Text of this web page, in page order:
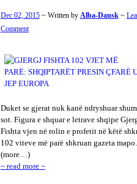
Dec 02, 2015 ~ Written by Alba-Dansk ~
Comment
Duket se gjerat nuk kanë ndryshuar
sot. Figura e shquar e letrave shqipe
Fishta vjen në rolin e profetit në këtë
102 viteve më parë shkruan gazeta mapo.
(more…)
~ read more ~